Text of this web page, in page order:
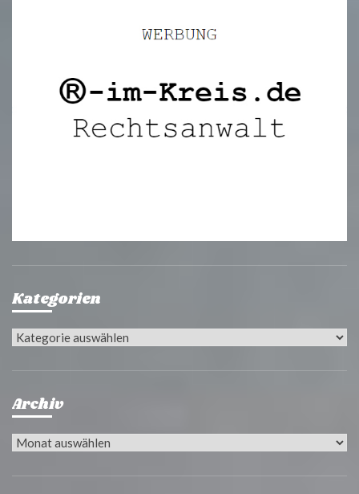
Kategorien
Kategorien
Archiv
Archiv